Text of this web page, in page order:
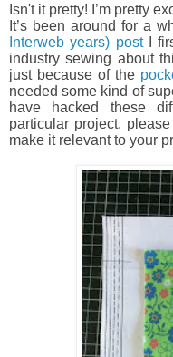
Isn't it pretty! I’m pretty
It’s been around for a
Interweb years) postI
industry sewing about
just because of the
needed some kind of
have hacked these
particular project,
make it relevant to your